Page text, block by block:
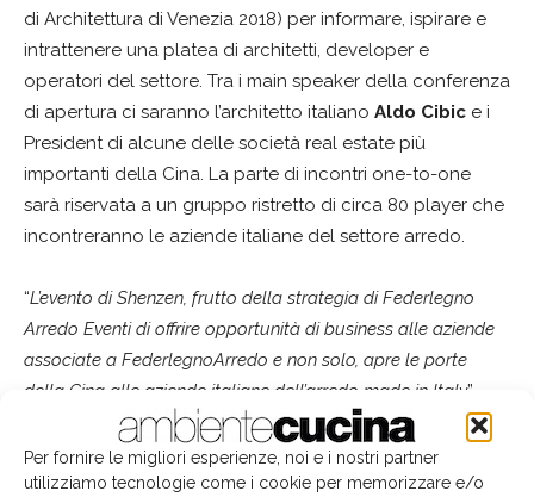
Per fornire le migliori esperienze, noi e i nostri partner
utilizziamo tecnologie come i cookie per memorizzare e/o
di Architettura di Venezia 2018) per informare, ispirare e
intrattenere una platea di architetti, developer e
operatori del settore. Tra i main speaker della conferenza
di apertura ci saranno l’architetto italiano Aldo Cibic e i
President di alcune delle società real estate più
importanti della Cina. La parte di incontri one-to-one
sarà riservata a un gruppo ristretto di circa 80 player che
incontreranno le aziende italiane del settore arredo.
“L’evento di Shenzen, frutto della strategia di Federlegno
Arredo Eventi di offrire opportunità di business alle aziende
associate a FederlegnoArredo e non solo, apre le porte
della Cina alle aziende italiane dell’arredo made in Italy”,
Stefano Bordone, vicepresidente Federlegno
Arredo Eventi. “Il Forum, unico nel suo genere, rappresenta
il primo step di una serie di iniziative che nei prossimi mesi